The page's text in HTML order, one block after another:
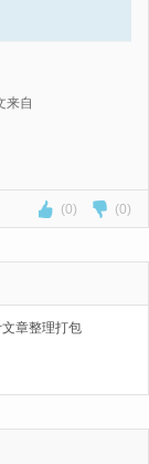
来自
(0) (0)
章整理打包